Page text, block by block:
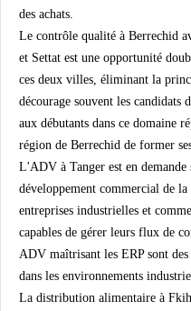
des achats.
Le contrôle qualité à Berrechid
et Settat est une opportunité
ces deux villes, éliminant la
décourage souvent les candidats
aux débutants dans ce domaine
région de Berrechid de former
L'ADV à Tanger est en
développement commercial de
entreprises industrielles et
capables de gérer leurs flux de
ADV maîtrisant les ERP sont
dans les environnements
La distribution alimentaire à